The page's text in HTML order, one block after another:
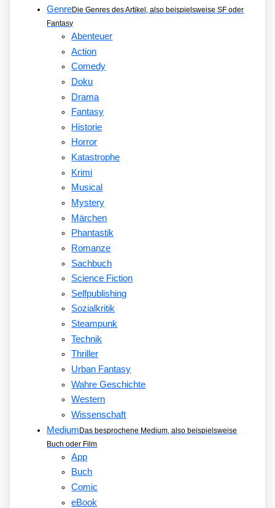
GenreDie Genres des Artikel, also beispielsweise SF oder
Fantasy
Abenteuer
Action
Comedy
Doku
Drama
Fantasy
Historie
Horror
Katastrophe
Krimi
Musical
Mystery
Märchen
Phantastik
Romanze
Sachbuch
Science Fiction
Selfpublishing
Sozialkritik
Steampunk
Technik
Thriller
Urban Fantasy
Wahre Geschichte
Western
Wissenschaft
MediumDas besprochene Medium, also beispielsweise
Buch oder Film
App
Buch
Comic
eBook